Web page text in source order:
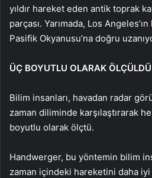
yıldır hareket eden antik toprak
parçası. Yarımada, Los
Pasifik Okyanusu’na doğru
ÜÇ BOYUTLU OLARAK ÖLÇÜLDÜ
Bilim insanları, havadan radar
zaman diliminde karşılaştırarak
boyutlu olarak ölçtü.
Handwerger, bu yöntemin bilim
zaman içindeki hareketini daha iyi